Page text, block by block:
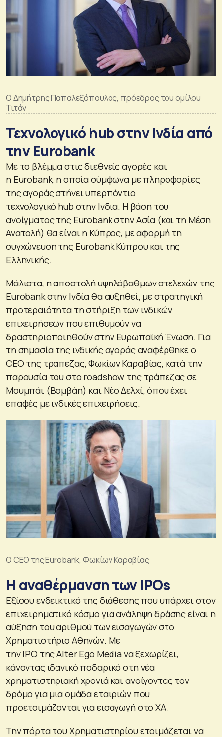
Ο Δημήτρης Παπαλεξόπουλος, πρόεδρος του ομίλου
Τιτάν
Τεχνολογικό hub στην Ινδία από
την Eurobank
Με το βλέμμα στις διεθνείς αγορές και
η Eurobank, η οποία σύμφωνα με πληροφορίες
της αγοράς στήνει υπερπόντιο
τεχνολογικό hub στην Ινδία. Η βάση του
ανοίγματος της Eurobank στην Ασία (και τη Μέση
Ανατολή) θα είναι η Κύπρος, με αφορμή τη
συγχώνευση της Eurobank Κύπρου και της
Ελληνικής.
Μάλιστα, η αποστολή υψηλόβαθμων στελεχών της
Eurobank στην Ινδία θα αυξηθεί, με στρατηγική
προτεραιότητα τη στήριξη των ινδικών
επιχειρήσεων που επιθυμούν να
δραστηριοποιηθούν στην Ευρωπαϊκή Ένωση. Για
τη σημασία της ινδικής αγοράς αναφέρθηκε ο
CEO της τράπεζας, Φωκίων Καραβίας, κατά την
παρουσία του στο roadshow της τράπεζας σε
Μουμπάι (Βομβάη) και Νέο Δελχί, όπου έχει
επαφές με ινδικές επιχειρήσεις.
O CEO της Eurobank, Φωκίων Καραβίας
Η αναθέρμανση των IPOs
Εξίσου ενδεικτικό της διάθεσης που υπάρχει στον
επιχειρηματικό κόσμο για ανάληψη δράσης είναι η
αύξηση του αριθμού των εισαγωγών στο
Χρηματιστήριο Αθηνών. Με
την IPO της Alter Ego Media να ξεχωρίζει,
κάνοντας ιδανικό ποδαρικό στη νέα
χρηματιστηριακή χρονιά και ανοίγοντας τον
δρόμο για μια ομάδα εταιριών που
προετοιμάζονται για εισαγωγή στο ΧΑ.
Την πόρτα του Χρηματιστηρίου ετοιμάζεται να